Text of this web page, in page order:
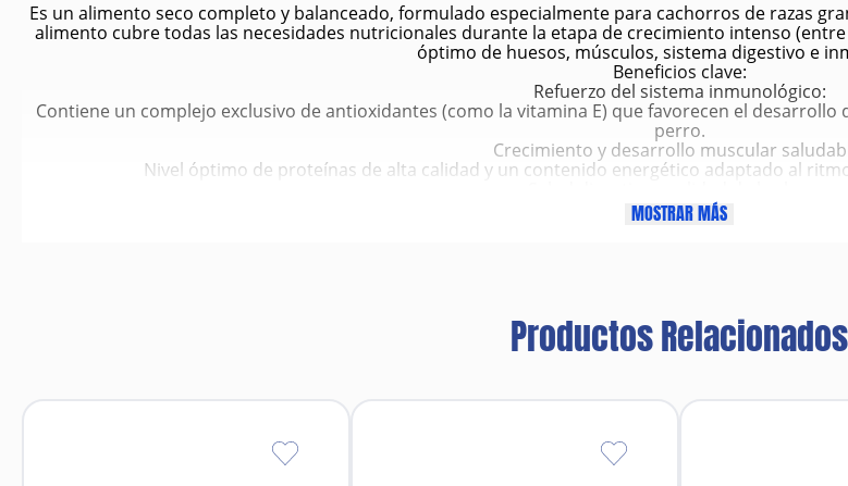
Es un alimento seco completo y balanceado, formulado especialmente para cachorros de razas
alimento cubre todas las necesidades nutricionales durante la etapa de crecimiento intenso
óptimo de huesos, músculos, sistema digestivo e
Beneficios clave:
Refuerzo del sistema inmunológico:
Contiene un complejo exclusivo de antioxidantes (como la vitamina E) que favorecen el
perro.
Crecimiento y desarrollo muscular
Nivel óptimo de proteínas de alta calidad y un contenido energético adaptado al
Con proteínas L.I.P. altamente digestibles, prebióticos (FOS y MOS), y fibras que ayudan a
de las heces.
Croquetas adaptadas en tamaño, forma y textura que estimulan el apetito y facilitan
MOSTRAR MÁS
Productos Relacionados